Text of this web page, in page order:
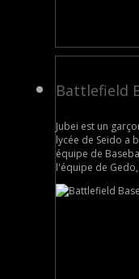
Battlefield
Jubei est un
lycée de Seido a
équipe de
l'équipe de